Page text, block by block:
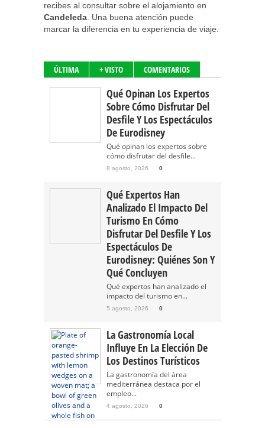
recibes al consultar sobre el alojamiento en
Candeleda . Una buena atención puede
marcar la diferencia en tu experiencia de viaje.
ÚLTIMA + VISTO COMENTARIOS
Qué Opinan Los Expertos
Sobre Cómo Disfrutar Del
Desfile Y Los Espectáculos
De Eurodisney
Qué opinan los expertos sobre
cómo disfrutar del desfile...
8 agosto, 2026 0
Qué Expertos Han
Analizado El Impacto Del
Turismo En Cómo
Disfrutar Del Desfile Y Los
Espectáculos De
Eurodisney: Quiénes Son Y
Qué Concluyen
Qué expertos han analizado el
impacto del turismo en...
5 agosto, 2026 0
La Gastronomía Local
Influye En La Elección De
Los Destinos Turísticos
La gastronomía del área
mediterránea destaca por el
empleo...
4 agosto, 2026 0